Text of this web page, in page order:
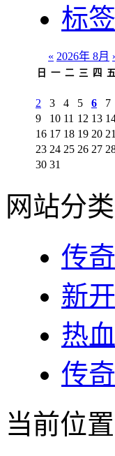
标
« 2026年 8月
日 一 二 三 四 五
2
3 4 5 6 7
9
10 11 12 13
16 17 18 19 20 21
23 24 25 26 27
30 31
网站分类
传
新
热
传
当前位置